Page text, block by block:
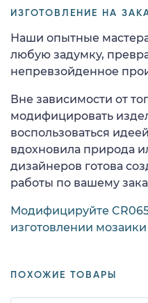
ИЗГОТОВЛЕНИЕ НА
Наши опытные
любую задумку,
непревзойденное
Вне зависимости от
модифицировать
воспользоваться
вдохновила природа
дизайнеров готова
работы по вашему
Модифицируйте
изготовлении мозаики
ПОХОЖИЕ ТОВАРЫ